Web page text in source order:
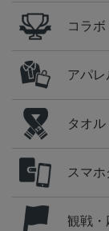
コラ
アパ
タオ
スマ
観戦・